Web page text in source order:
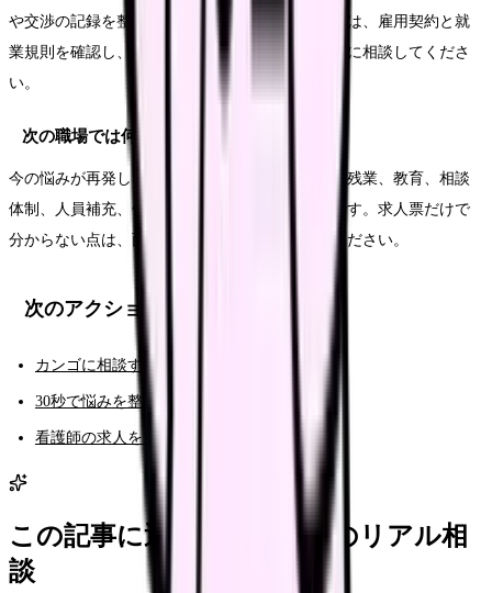
や交渉の記録を整理します。法的な不安がある時は、雇用契約と就
業規則を確認し、必要に応じて公的窓口や専門家に相談してくださ
い。
次の職場では何を確認すればいいですか？
今の悩みが再発しない条件を確認します。夜勤、残業、教育、相談
体制、人員補充、休みやすさ、給与の内訳などです。求人票だけで
分からない点は、面接や見学で具体的に聞いてください。
次のアクション
カンゴに相談する（AI相談）
30秒で悩みを整理する（悩み診断）
看護師の求人を見る
この記事に近い看護師さんのリアル相
談